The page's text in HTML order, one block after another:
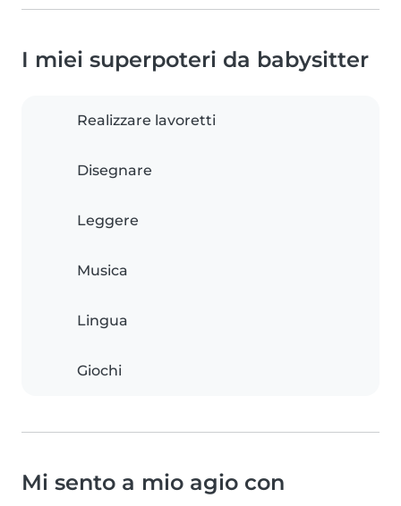
I miei superpoteri da babysitter
Realizzare lavoretti
Disegnare
Leggere
Musica
Lingua
Giochi
Mi sento a mio agio con